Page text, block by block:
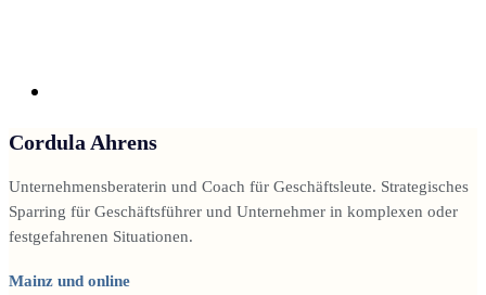
Cordula Ahrens
Unternehmensberaterin und Coach für Geschäftsleute. Strategisches
Sparring für Geschäftsführer und Unternehmer in komplexen oder
festgefahrenen Situationen.
Mainz und online